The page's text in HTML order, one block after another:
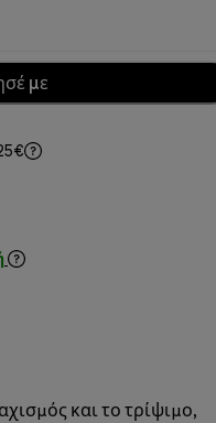
με
και το τρίψιμο,